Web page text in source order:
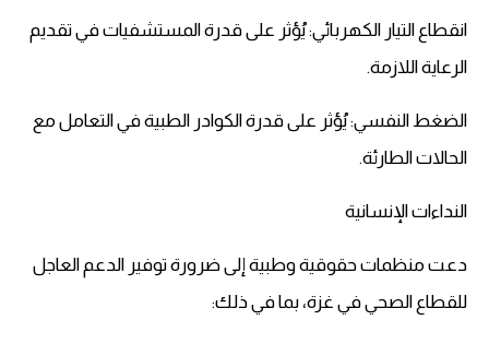
انقطاع التيار الكهربائي: يُؤثر على قدرة المستشفيات في تقديم
الرعاية اللازمة.
الضغط النفسي: يُؤثر على قدرة الكوادر الطبية في التعامل مع
الحالات الطارئة.
النداءات الإنسانية
دعت منظمات حقوقية وطبية إلى ضرورة توفير الدعم العاجل
للقطاع الصحي في غزة، بما في ذلك: